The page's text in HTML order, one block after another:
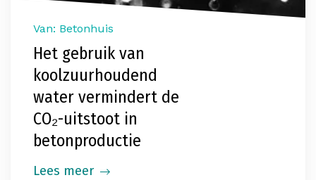
Van: Betonhuis
Het gebruik van
koolzuurhoudend
water vermindert de
CO₂-uitstoot in
betonproductie
Lees meer